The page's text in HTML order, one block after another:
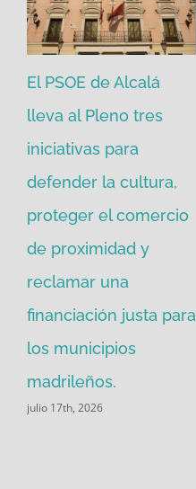
El PSOE de Alcalá
lleva al Pleno tres
iniciativas para
defender la cultura,
proteger el comercio
de proximidad y
reclamar una
financiación justa para
los municipios
madrileños.
julio 17th, 2026